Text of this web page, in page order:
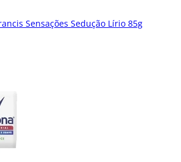
Sensações Sedução Lírio 85g